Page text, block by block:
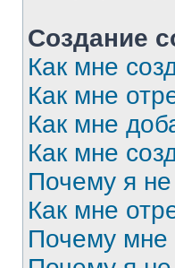
Создание
Как мне
Как мне
Как мне
Как мне
Почему я
Как мне
Почему мне